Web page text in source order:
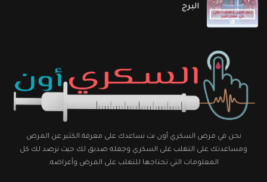
البرج
نحن في مرض السكري أون نت نساعدك على معرفة الكثير عن المرض
ومساعدتك على التغلب على السكري وجعله صديق لك حيث نرصد لك كل
المعلومات التي تحتاجها للتغلب على المرض وأعراضه.